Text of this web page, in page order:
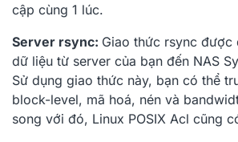
now
Và đây là kết quả khi cấu hình
Chúng ta có thể vào đường dẫn
backup chưa ?
cập cùng 1 lúc.
Server rsync: Giao thức rsync được
dữ liệu từ server của bạn đến NAS
Sử dụng giao thức này, bạn có thể
block-level, mã hoá, nén và
song với đó, Linux POSIX Acl cũng